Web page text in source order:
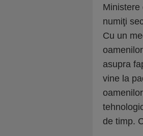
Ministere
numiţi
Cu un
asupra
vine la
de timp.